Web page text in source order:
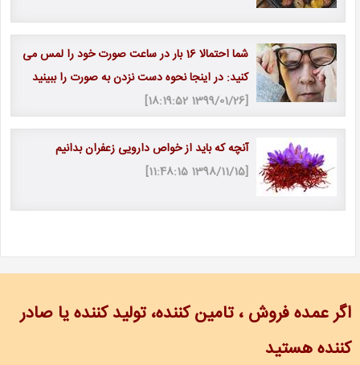
شما احتمالا 16 بار در ساعت صورت خود را لمس می
کنید: در اینجا نحوه دست نزدن به صورت را ببینید
[1399/01/26 18:19:52]
آنچه که باید از خواص دارویی زعفران بدانیم
[1398/11/15 11:48:15]
اگر عمده فروش ، تامین کننده، تولید کننده یا صادر
کننده هستید